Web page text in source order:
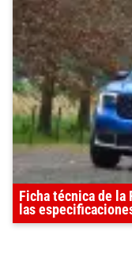
Ficha técnica de la
las